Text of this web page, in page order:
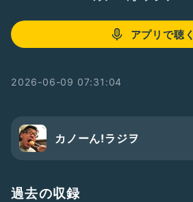
アプリで聴く
2026-06-09 07:31:04
カノーん!ラジヲ
過去の収録